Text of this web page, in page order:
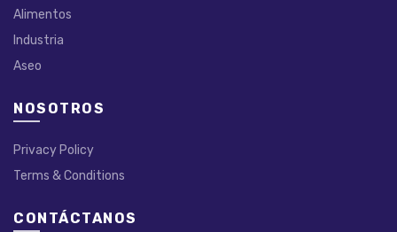
Alimentos
Industria
Aseo
NOSOTROS
Privacy Policy
Terms & Conditions
CONTÁCTANOS